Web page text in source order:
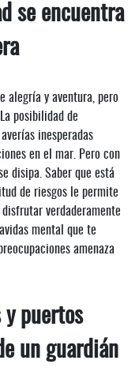
se encuentra
alegría y aventura, pero
posibilidad de
inesperadas
en el mar. Pero con
disipa. Saber que está
de riesgos le permite
verdaderamente
mental que te
amenaza
y puertos
un guardián